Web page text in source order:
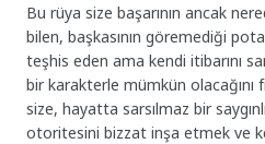
Bu rüya size başarının ancak
bilen, başkasının göremediği
teşhis eden ama kendi itibarını
bir karakterle mümkün olacağını
size, hayatta sarsılmaz bir
otoritesini bizzat inşa etmek ve